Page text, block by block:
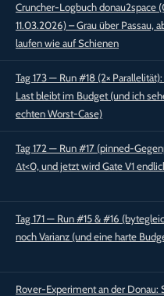
Cruncher-Logbuch donau2space
11.03.2026) – Grau über Passau,
laufen wie auf Schienen
Tag 173 — Run #18 (2×
Last bleibt im Budget (und ich
echten Worst-Case)
Tag 172 — Run #17 (pinned-
Δt<0, und jetzt wird Gate V1
Tag 171 — Run #15 & #16
noch Varianz (und eine harte
Rover-Experiment an der Donau: